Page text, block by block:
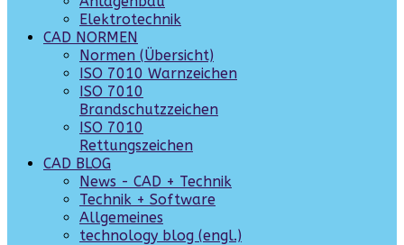
Elektrotechnik
CAD NORMEN
Normen (Übersicht)
ISO 7010 Warnzeichen
ISO 7010
Brandschutzzeichen
ISO 7010
Rettungszeichen
CAD BLOG
News - CAD + Technik
Technik + Software
Allgemeines
technology blog (engl.)